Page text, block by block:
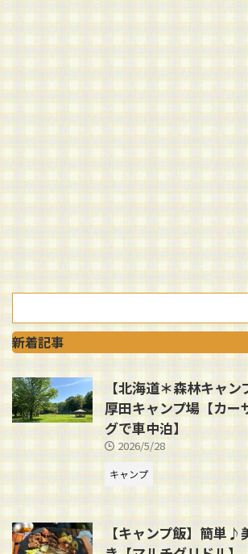
新着記事
【北海道＊森林キャ
厚田キャンプ場【カー
グで車中泊】
2026/5/28
キャンプ
【キャンプ飯】簡単♪